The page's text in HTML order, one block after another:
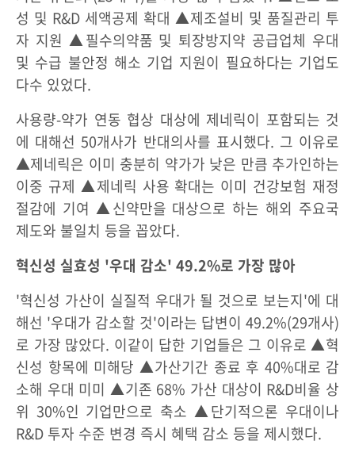
성 및 R&D 세액공제 확대 ▲제조설비 및 품질관리 투
자 지원 ▲필수의약품 및 퇴장방지약 공급업체 우대
및 수급 불안정 해소 기업 지원이 필요하다는 기업도
다수 있었다.
사용량-약가 연동 협상 대상에 제네릭이 포함되는 것
에 대해선 50개사가 반대의사를 표시했다. 그 이유로
▲제네릭은 이미 충분히 약가가 낮은 만큼 추가인하는
이중 규제 ▲제네릭 사용 확대는 이미 건강보험 재정
절감에 기여 ▲신약만을 대상으로 하는 해외 주요국
제도와 불일치 등을 꼽았다.
혁신성 실효성 '우대 감소' 49.2%로 가장 많아
'혁신성 가산이 실질적 우대가 될 것으로 보는지'에 대
해선 '우대가 감소할 것'이라는 답변이 49.2%(29개사)
로 가장 많았다. 이같이 답한 기업들은 그 이유로 ▲혁
신성 항목에 미해당 ▲가산기간 종료 후 40%대로 감
소해 우대 미미 ▲기존 68% 가산 대상이 R&D비율 상
위 30%인 기업만으로 축소 ▲단기적으론 우대이나
R&D 투자 수준 변경 즉시 혜택 감소 등을 제시했다.